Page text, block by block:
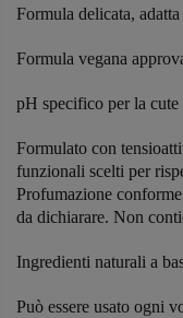
Formula delicata,
Formula vegana
pH specifico per la cute
Formulato con
funzionali scelti per
Profumazione
da dichiarare. Non
Ingredienti naturali a
Può essere usato ogni